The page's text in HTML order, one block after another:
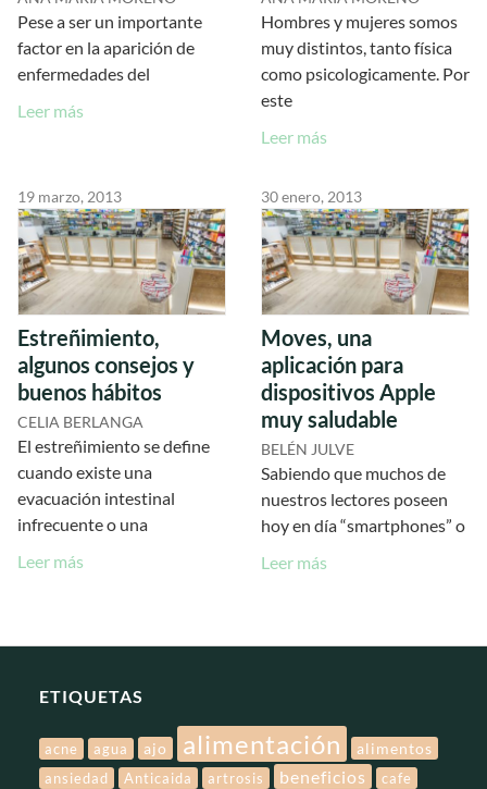
Pese a ser un importante
factor en la aparición de
enfermedades del
Leer más
Hombres y mujeres somos
muy distintos, tanto física
como psicologicamente. Por
este
Leer más
19 marzo, 2013
Estreñimiento,
algunos consejos y
buenos hábitos
CELIA BERLANGA
El estreñimiento se define
cuando existe una
evacuación intestinal
infrecuente o una
Leer más
30 enero, 2013
Moves, una
aplicación para
dispositivos Apple
muy saludable
BELÉN JULVE
Sabiendo que muchos de
nuestros lectores poseen
hoy en día “smartphones” o
Leer más
ETIQUETAS
acne agua ajo alimentación alimentos
ansiedad Anticaida artrosis beneficios
cafe